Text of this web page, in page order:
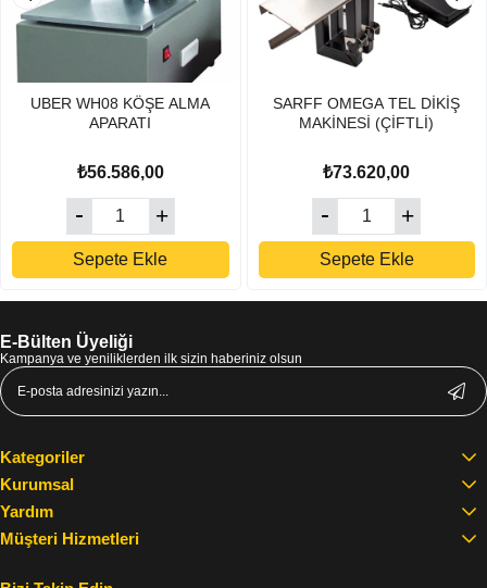
UBER WH08 KÖŞE ALMA
APARATI
₺56.586,00
Sepete Ekle
SARFF OMEGA TEL DİKİŞ
MAKİNESİ (ÇİFTLİ)
₺73.620,00
Sepete Ekle
E-Bülten Üyeliği
Kampanya ve yeniliklerden ilk sizin haberiniz olsun
Kategoriler
Kurumsal
Yardım
Müşteri Hizmetleri